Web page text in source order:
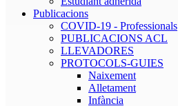
Publicacions
COVID-19 - Professionals
PUBLICACIONS ACL
LLEVADORES
PROTOCOLS-GUIES
Naixement
Alletament
Infància